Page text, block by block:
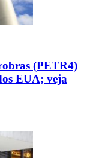
(PETR4)
EUA; veja